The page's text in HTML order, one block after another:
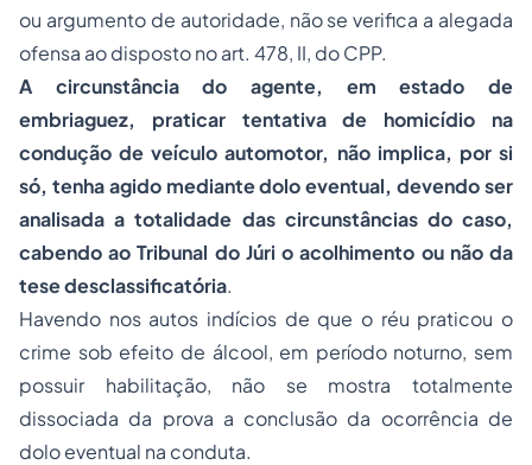
ou argumento de autoridade, não se verifica a alegada
ofensa ao disposto no art. 478, II, do CPP.
A circunstância do agente, em estado de
embriaguez, praticar tentativa de homicídio na
condução de veículo automotor, não implica, por si
só, tenha agido mediante dolo eventual, devendo ser
analisada a totalidade das circunstâncias do caso,
cabendo ao Tribunal do Júri o acolhimento ou não da
tese desclassificatória.
Havendo nos autos indícios de que o réu praticou o
crime sob efeito de álcool, em período noturno, sem
possuir habilitação, não se mostra totalmente
dissociada da prova a conclusão da ocorrência de
dolo eventual na conduta.